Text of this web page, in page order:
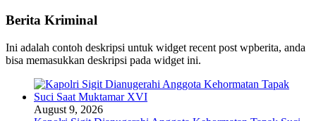
Berita Kriminal
Ini adalah contoh deskripsi untuk widget recent post wpberita, anda
bisa memasukkan deskripsi pada widget ini.
August 9, 2026